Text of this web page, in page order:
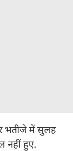
भतीजे में सुलह
नहीं हुए.